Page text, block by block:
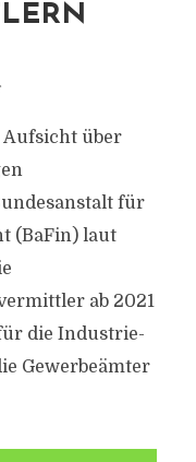
über
für
(BaFin) laut
ab 2021
die Industrie-
Gewerbeämter